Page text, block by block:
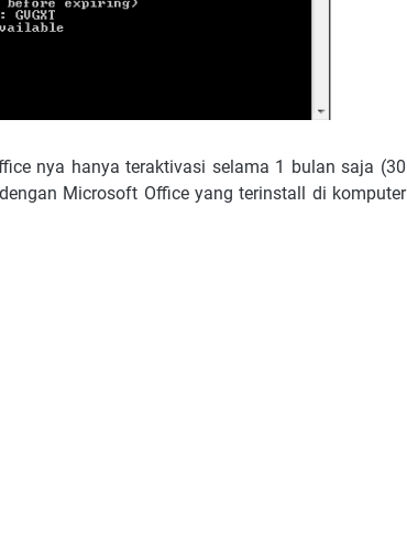
nya hanya teraktivasi selama 1 bulan saja (30
Microsoft Office yang terinstall di komputer